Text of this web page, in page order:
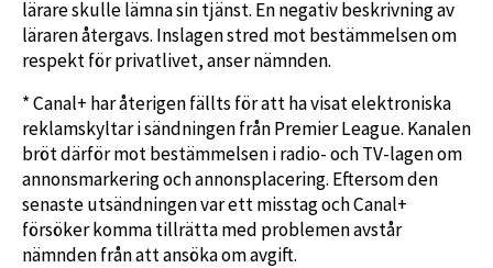
lärare skulle lämna sin tjänst. En negativ beskrivning av
läraren återgavs. Inslagen stred mot bestämmelsen om
respekt för privatlivet, anser nämnden.
* Canal+ har återigen fällts för att ha visat elektroniska
reklamskyltar i sändningen från Premier League. Kanalen
bröt därför mot bestämmelsen i radio- och TV-lagen om
annonsmarkering och annonsplacering. Eftersom den
senaste utsändningen var ett misstag och Canal+
försöker komma tillrätta med problemen avstår
nämnden från att ansöka om avgift.